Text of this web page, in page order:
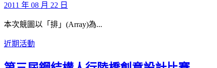
2011 年 08 月 22 日
本次競圖以「排」(Array)為...
近期活動